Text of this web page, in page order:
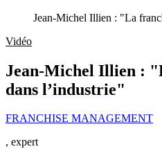
Jean-Michel Illien : "La
Vidéo
Jean-Michel Illien :
dans l’industrie"
FRANCHISE MANAGEMENT
, expert